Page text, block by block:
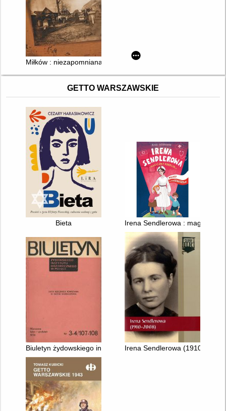
Miłków : niezapomniana wieś
GETTO WARSZAWSKIE
Bieta Irena Sendlerowa : magiczny
Biuletyn żydowskiego instytutu historycznego nr 3-4/107-108
Irena Sendlerowa (1910-2008)